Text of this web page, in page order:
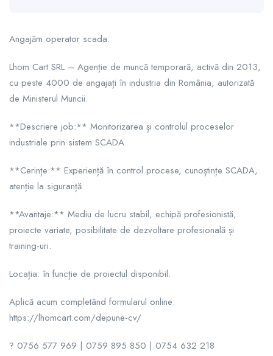
Angajăm operator scada.
Lhom Cart SRL – Agenție de muncă temporară, activă din 2013,
cu peste 4000 de angajați în industria din România, autorizată
de Ministerul Muncii.
**Descriere job:** Monitorizarea și controlul proceselor
industriale prin sistem SCADA.
**Cerințe:** Experiență în control procese, cunoștințe SCADA,
atenție la siguranță.
**Avantaje:** Mediu de lucru stabil, echipă profesionistă,
proiecte variate, posibilitate de dezvoltare profesională și
training-uri.
Locația: în funcție de proiectul disponibil.
Aplică acum completând formularul online:
https://lhomcart.com/depune-cv/
? 0756 577 969 | 0759 895 850 | 0754 632 218